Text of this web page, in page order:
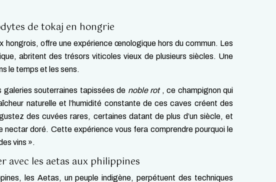
de tokaj en hongrie
hongrois, offre une expérience œnologique hors du commun. Les
abritent des trésors viticoles vieux de plusieurs siècles. Une
le temps et les sens.
galeries souterraines tapissées de noble rot , ce champignon qui
naturelle et l’humidité constante de ces caves créent des
des cuvées rares, certaines datant de plus d’un siècle, et
doré. Cette expérience vous fera comprendre pourquoi le
vins ».
les aetas aux philippines
les Aetas, un peuple indigène, perpétuent des techniques